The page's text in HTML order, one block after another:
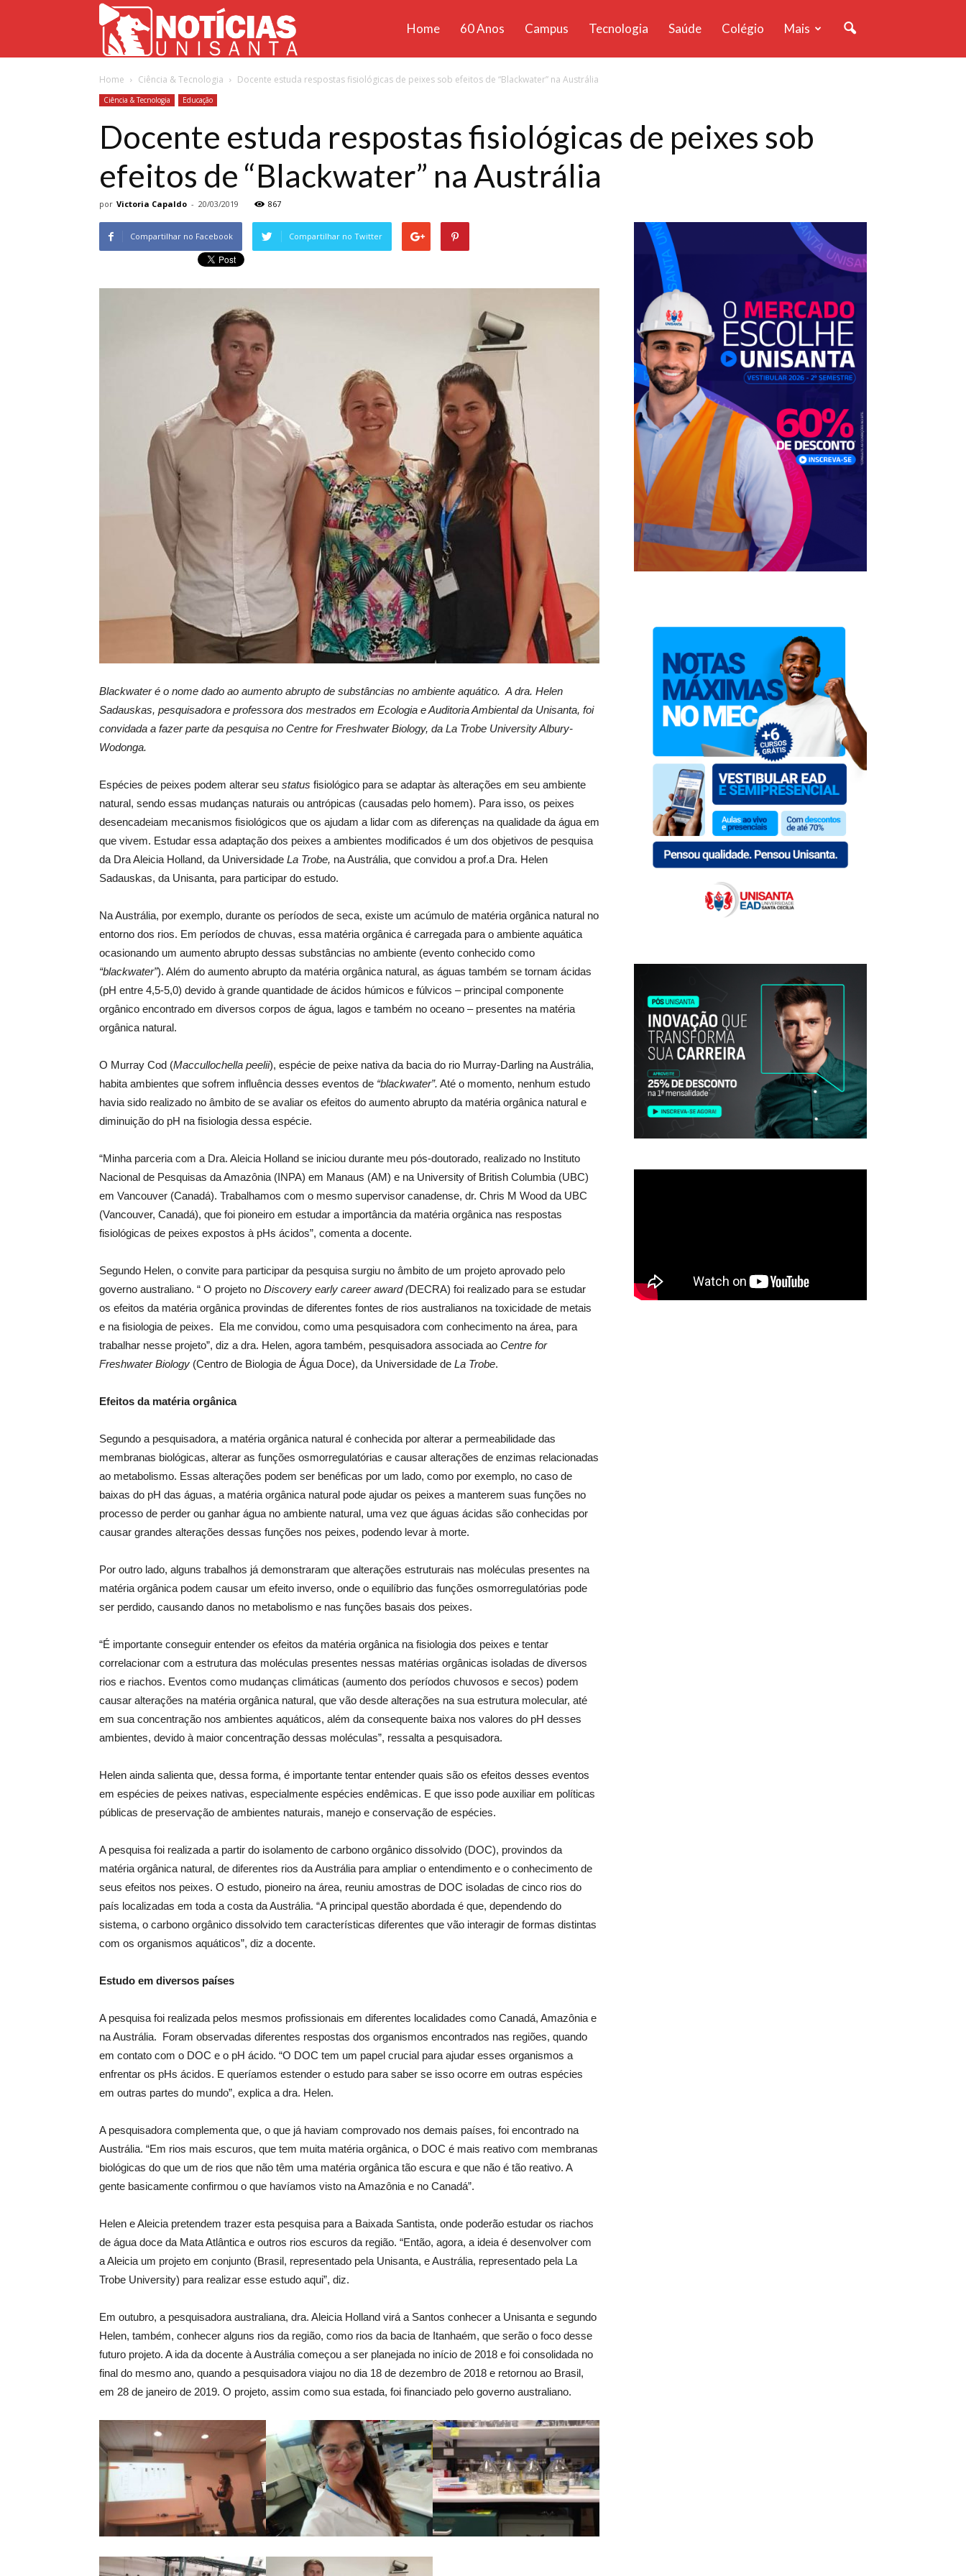
Unisanta
Home 60 Anos Campus Tecnologia Saúde Colégio Mais
Home Ciência & Tecnologia Docente estuda respostas fisiológicas de peixes sob efeitos de “Blackwater” na Austrália
Ciência & Tecnologia Educação
Docente estuda respostas fisiológicas de peixes sob
efeitos de “Blackwater” na Austrália
por Victoria Capaldo - 20/03/2019 867
Compartilhar no Facebook Compartilhar no Twitter
Blackwater é o nome dado ao aumento abrupto de substâncias no ambiente aquático. A dra. Helen
Sadauskas, pesquisadora e professora dos mestrados em Ecologia e Auditoria Ambiental da Unisanta, foi
convidada a fazer parte da pesquisa no Centre for Freshwater Biology, da La Trobe University Albury-
Wodonga.
Espécies de peixes podem alterar seu status fisiológico para se adaptar às alterações em seu ambiente
natural, sendo essas mudanças naturais ou antrópicas (causadas pelo homem). Para isso, os peixes
desencadeiam mecanismos fisiológicos que os ajudam a lidar com as diferenças na qualidade da água em
que vivem. Estudar essa adaptação dos peixes a ambientes modificados é um dos objetivos de pesquisa
da Dra Aleicia Holland, da Universidade La Trobe, na Austrália, que convidou a prof.a Dra. Helen
Sadauskas, da Unisanta, para participar do estudo.
Na Austrália, por exemplo, durante os períodos de seca, existe um acúmulo de matéria orgânica natural no
entorno dos rios. Em períodos de chuvas, essa matéria orgânica é carregada para o ambiente aquática
ocasionando um aumento abrupto dessas substâncias no ambiente (evento conhecido como
“blackwater”). Além do aumento abrupto da matéria orgânica natural, as águas também se tornam ácidas
(pH entre 4,5-5,0) devido à grande quantidade de ácidos húmicos e fúlvicos – principal componente
orgânico encontrado em diversos corpos de água, lagos e também no oceano – presentes na matéria
orgânica natural.
O Murray Cod (Maccullochella peelii), espécie de peixe nativa da bacia do rio Murray-Darling na Austrália,
habita ambientes que sofrem influência desses eventos de “blackwater”. Até o momento, nenhum estudo
havia sido realizado no âmbito de se avaliar os efeitos do aumento abrupto da matéria orgânica natural e
diminuição do pH na fisiologia dessa espécie.
“Minha parceria com a Dra. Aleicia Holland se iniciou durante meu pós-doutorado, realizado no Instituto
Nacional de Pesquisas da Amazônia (INPA) em Manaus (AM) e na University of British Columbia (UBC)
em Vancouver (Canadá). Trabalhamos com o mesmo supervisor canadense, dr. Chris M Wood da UBC
(Vancouver, Canadá), que foi pioneiro em estudar a importância da matéria orgânica nas respostas
fisiológicas de peixes expostos à pHs ácidos”, comenta a docente.
Segundo Helen, o convite para participar da pesquisa surgiu no âmbito de um projeto aprovado pelo
governo australiano. “ O projeto no Discovery early career award (DECRA) foi realizado para se estudar
os efeitos da matéria orgânica provindas de diferentes fontes de rios australianos na toxicidade de metais
e na fisiologia de peixes. Ela me convidou, como uma pesquisadora com conhecimento na área, para
trabalhar nesse projeto”, diz a dra. Helen, agora também, pesquisadora associada ao Centre for
Freshwater Biology (Centro de Biologia de Água Doce), da Universidade de La Trobe.
Efeitos da matéria orgânica
Segundo a pesquisadora, a matéria orgânica natural é conhecida por alterar a permeabilidade das
membranas biológicas, alterar as funções osmorregulatórias e causar alterações de enzimas relacionadas
ao metabolismo. Essas alterações podem ser benéficas por um lado, como por exemplo, no caso de
baixas do pH das águas, a matéria orgânica natural pode ajudar os peixes a manterem suas funções no
processo de perder ou ganhar água no ambiente natural, uma vez que águas ácidas são conhecidas por
causar grandes alterações dessas funções nos peixes, podendo levar à morte.
Por outro lado, alguns trabalhos já demonstraram que alterações estruturais nas moléculas presentes na
matéria orgânica podem causar um efeito inverso, onde o equilíbrio das funções osmorregulatórias pode
ser perdido, causando danos no metabolismo e nas funções basais dos peixes.
“É importante conseguir entender os efeitos da matéria orgânica na fisiologia dos peixes e tentar
correlacionar com a estrutura das moléculas presentes nessas matérias orgânicas isoladas de diversos
rios e riachos. Eventos como mudanças climáticas (aumento dos períodos chuvosos e secos) podem
causar alterações na matéria orgânica natural, que vão desde alterações na sua estrutura molecular, até
em sua concentração nos ambientes aquáticos, além da consequente baixa nos valores do pH desses
ambientes, devido à maior concentração dessas moléculas”, ressalta a pesquisadora.
Helen ainda salienta que, dessa forma, é importante tentar entender quais são os efeitos desses eventos
em espécies de peixes nativas, especialmente espécies endêmicas. E que isso pode auxiliar em políticas
públicas de preservação de ambientes naturais, manejo e conservação de espécies.
A pesquisa foi realizada a partir do isolamento de carbono orgânico dissolvido (DOC), provindos da
matéria orgânica natural, de diferentes rios da Austrália para ampliar o entendimento e o conhecimento de
seus efeitos nos peixes. O estudo, pioneiro na área, reuniu amostras de DOC isoladas de cinco rios do
país localizadas em toda a costa da Austrália. “A principal questão abordada é que, dependendo do
sistema, o carbono orgânico dissolvido tem características diferentes que vão interagir de formas distintas
com os organismos aquáticos”, diz a docente.
Estudo em diversos países
A pesquisa foi realizada pelos mesmos profissionais em diferentes localidades como Canadá, Amazônia e
na Austrália. Foram observadas diferentes respostas dos organismos encontrados nas regiões, quando
em contato com o DOC e o pH ácido. “O DOC tem um papel crucial para ajudar esses organismos a
enfrentar os pHs ácidos. E queríamos estender o estudo para saber se isso ocorre em outras espécies
em outras partes do mundo”, explica a dra. Helen.
A pesquisadora complementa que, o que já haviam comprovado nos demais países, foi encontrado na
Austrália. “Em rios mais escuros, que tem muita matéria orgânica, o DOC é mais reativo com membranas
biológicas do que um de rios que não têm uma matéria orgânica tão escura e que não é tão reativo. A
gente basicamente confirmou o que havíamos visto na Amazônia e no Canadá”.
Helen e Aleicia pretendem trazer esta pesquisa para a Baixada Santista, onde poderão estudar os riachos
de água doce da Mata Atlântica e outros rios escuros da região. “Então, agora, a ideia é desenvolver com
a Aleicia um projeto em conjunto (Brasil, representado pela Unisanta, e Austrália, representado pela La
Trobe University) para realizar esse estudo aqui”, diz.
Em outubro, a pesquisadora australiana, dra. Aleicia Holland virá a Santos conhecer a Unisanta e segundo
Helen, também, conhecer alguns rios da região, como rios da bacia de Itanhaém, que serão o foco desse
futuro projeto. A ida da docente à Austrália começou a ser planejada no início de 2018 e foi consolidada no
final do mesmo ano, quando a pesquisadora viajou no dia 18 de dezembro de 2018 e retornou ao Brasil,
em 28 de janeiro de 2019. O projeto, assim como sua estada, foi financiado pelo governo australiano.